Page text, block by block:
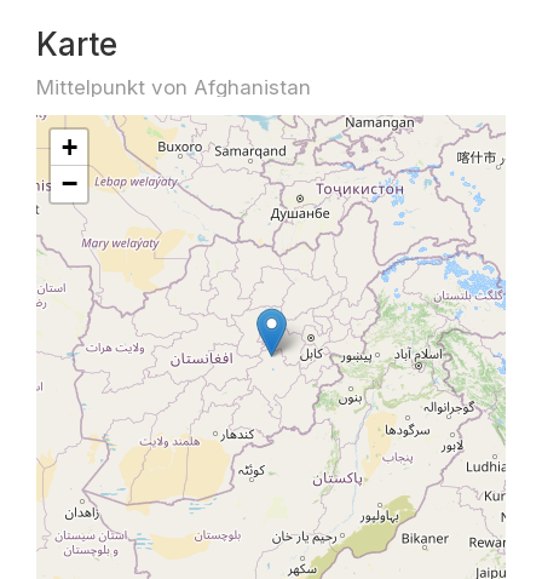
Karte
Mittelpunkt von Afghanistan
+
−